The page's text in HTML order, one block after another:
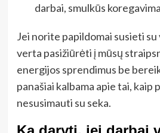
darbai, smulkūs
Jei norite papildomai susieti
verta pasižiūrėti į mūsų
energijos sprendimus be
panašiai kalbama apie tai, kaip
nesusimauti su seka.